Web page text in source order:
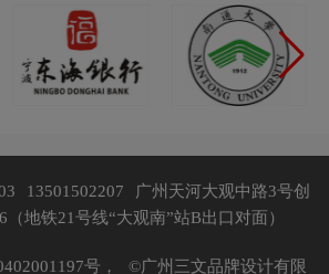
13501502207
广州天河大观中路3号创
（地铁21号线“大观南”站B出口对面）
号， ©广州三文品牌设计有限